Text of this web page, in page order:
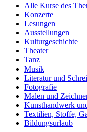
Alle Kurse des
Konzerte
Lesungen
Ausstellungen
Kulturgeschichte
Theater
Tanz
Musik
Literatur und
Fotografie
Malen und
Kunsthandwerk
Textilien, Stoffe,
Bildungsurlaub